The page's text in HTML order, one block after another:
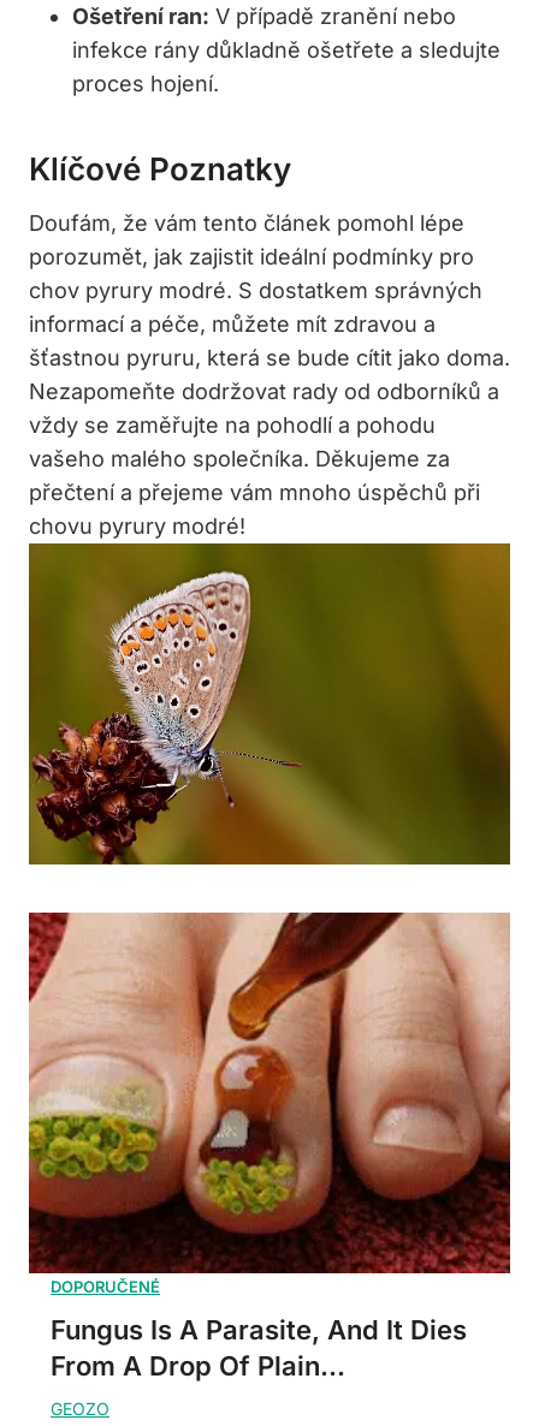
Ošetření ran: V případě zranění ⁣nebo
infekce rány důkladně ošetřete a sledujte
proces hojení.
Klíčové Poznatky
Doufám, že‌ vám tento článek pomohl lépe
porozumět, jak⁤ zajistit ideální podmínky pro
chov pyrury modré. S dostatkem správných
informací a péče, můžete mít zdravou a
šťastnou pyruru, která se⁤ bude cítit jako doma.
Nezapomeňte dodržovat rady od odborníků a
vždy se zaměřujte na pohodlí a pohodu​
vašeho malého společníka. Děkujeme za
přečtení a přejeme vám⁢ mnoho ‍úspěchů při
chovu pyrury modré!
Fungus Is A Parasite, And It Dies
From A Drop Of Plain...